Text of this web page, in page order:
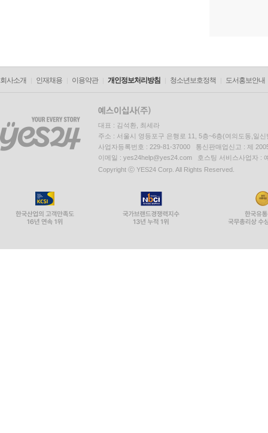
회사소개 인재채용 이용약관 개인정보처리방침 청소년보호정책 도서홍보안내
대표 : 김석환, 최세라
주소 : 서울시 영등포구 은행로 11, 5층~6층(여의도동,일신
사업자등록번호 : 229-81-37000 통신판매업신고 : 제
이메일 : yes24help@yes24.com 호스팅 서비스사업자 :
Copyright ⓒ YES24 Corp. All Rights Reserved.